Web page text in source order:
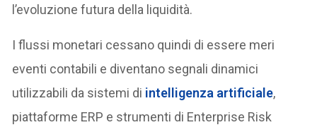
l’evoluzione futura della liquidità.
I flussi monetari cessano quindi di essere meri
eventi contabili e diventano segnali dinamici
utilizzabili da sistemi di intelligenza artificiale,
piattaforme ERP e strumenti di Enterprise Risk